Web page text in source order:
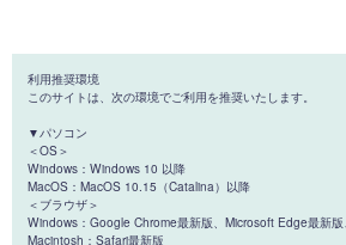
利用推奨環境
このサイトは、次の環境でご利用を推奨いたします。
▼パソコン
＜OS＞
Windows：Windows 10 以降
MacOS：MacOS 10.15（Catalina）以降
＜ブラウザ＞
Windows：Google Chrome最新版、Microsoft Edge最新
Macintosh：Safari最新版